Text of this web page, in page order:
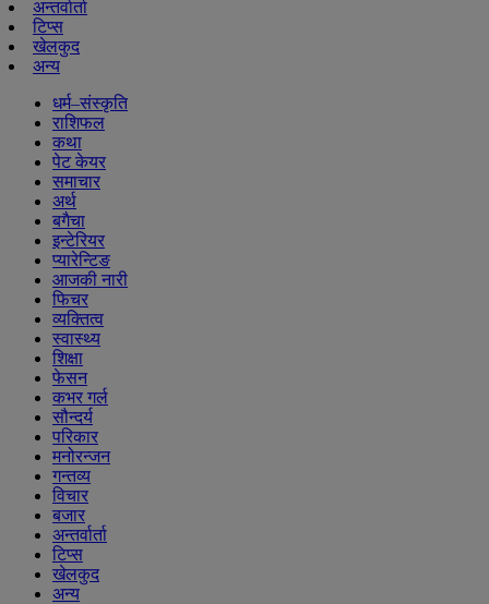
अन्तर्वार्ता
टिप्स
खेलकुद
अन्य
धर्म–संस्कृति
राशिफल
कथा
पेट केयर
समाचार
अर्थ
बगैचा
इन्टेरियर
प्यारेन्टिङ
आजकी नारी
फिचर
व्यक्तित्व
स्वास्थ्य
शिक्षा
फेसन
कभर गर्ल
सौन्दर्य
परिकार
मनोरन्जन
गन्तव्य
विचार
बजार
अन्तर्वार्ता
टिप्स
खेलकुद
अन्य